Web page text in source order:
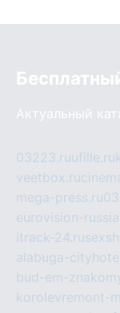
Актуальный
03223.ruufille.ru
veetbox.ru
mega-press.ru
eurovision-
itrack-24.ru
alabuga-
bud-em-
korolevremont-